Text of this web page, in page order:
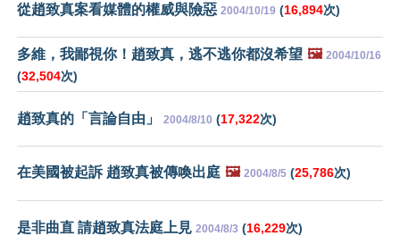
從趙致真案看媒體的權威與險惡 2004/10/19 (16,894次)
多維，我鄙視你！趙致真，逃不逃你都沒希望 🖼️ 2004/10/16
(32,504次)
趙致真的「言論自由」 2004/8/10 (17,322次)
在美國被起訴 趙致真被傳喚出庭 🖼️ 2004/8/5 (25,786次)
是非曲直 請趙致真法庭上見 2004/8/3 (16,229次)